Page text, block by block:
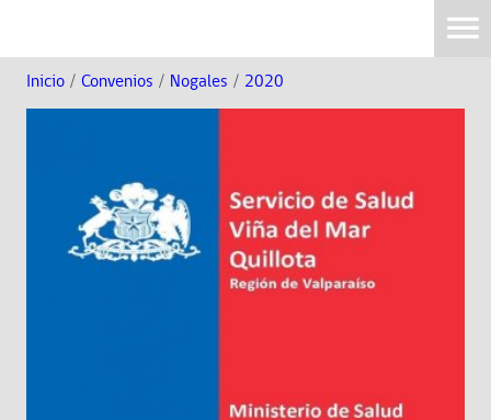
Inicio / Convenios / Nogales / 2020